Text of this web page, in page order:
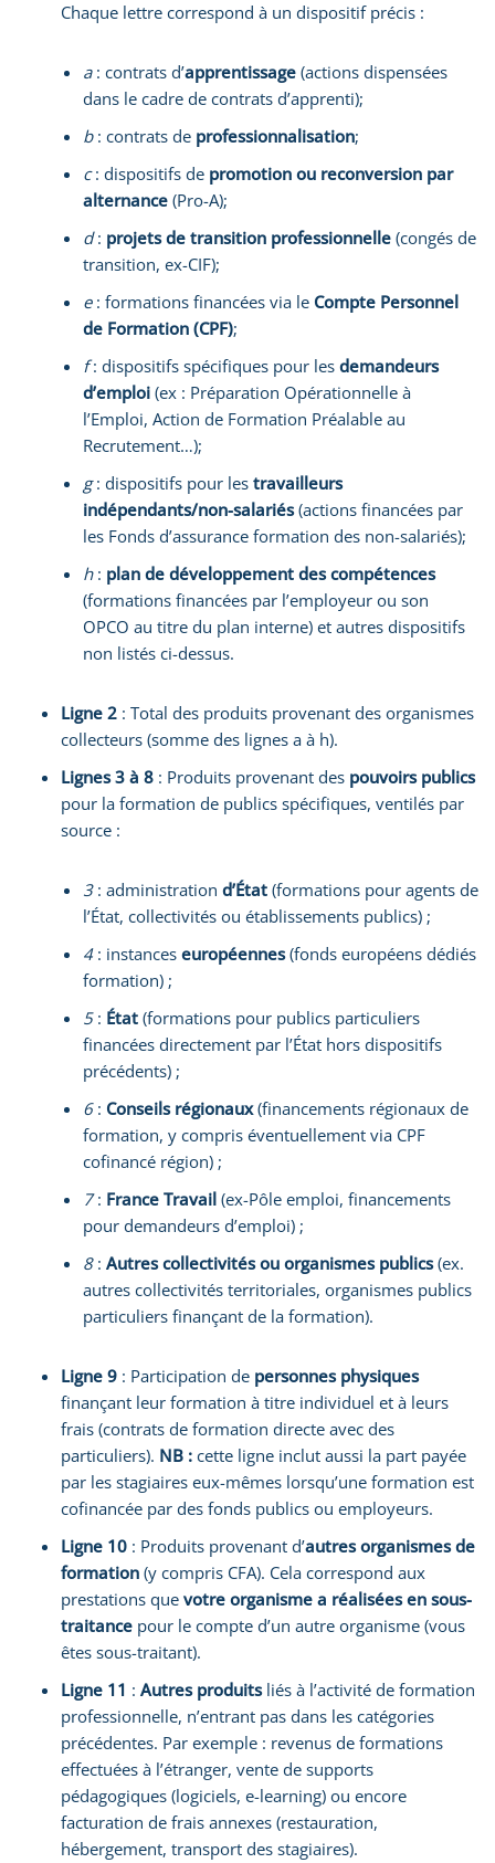
Chaque lettre correspond à un dispositif précis :
a: contrats d’apprentissage (actions dispensées
dans le cadre de contrats d’apprenti);
b: contrats de professionnalisation;
c: dispositifs de promotion ou reconversion par
alternance (Pro-A);
d: projets de transition professionnelle (congés de
transition, ex-CIF);
e: formations financées via le Compte Personnel
de Formation (CPF);
f: dispositifs spécifiques pour les demandeurs
d’emploi (ex : Préparation Opérationnelle à
l’Emploi, Action de Formation Préalable au
Recrutement…);
g: dispositifs pour les travailleurs
indépendants/non-salariés(actions financées par
les Fonds d’assurance formation des non-salariés);
h: plan de développement des compétences
(formations financées par l’employeur ou son
OPCO au titre du plan interne) et autres dispositifs
non listés ci-dessus.
Ligne 2 : Total des produits provenant des organismes
collecteurs (somme des lignes a à h).
Lignes 3 à 8 : Produits provenant des pouvoirs publics
pour la formation de publics spécifiques, ventilés par
source :
3: administration d’État (formations pour agents de
l’État, collectivités ou établissements publics) ;
4: instances européennes(fonds européens dédiés
formation) ;
5: État (formations pour publics particuliers
financées directement par l’État hors dispositifs
précédents) ;
6: Conseils régionaux(financements régionaux de
formation, y compris éventuellement via CPF
cofinancé région) ;
7: France Travail (ex-Pôle emploi, financements
pour demandeurs d’emploi) ;
8: Autres collectivités ou organismes publics(ex.
autres collectivités territoriales, organismes publics
particuliers finançant de la formation).
Ligne 9 : Participation de personnes physiques
finançant leur formation à titre individuel et à leurs
frais (contrats de formation directe avec des
particuliers). NB : cette ligne inclut aussi la part payée
par les stagiaires eux-mêmes lorsqu’une formation est
cofinancée par des fonds publics ou employeurs.
Ligne 10 : Produits provenant d’autres organismes de
formation (y compris CFA). Cela correspond aux
prestations que votre organisme a réalisées en sous-
traitance pour le compte d’un autre organisme (vous
êtes sous-traitant).
Ligne 11 : Autres produitsliés à l’activité de formation
professionnelle, n’entrant pas dans les catégories
précédentes. Par exemple : revenus de formations
effectuées à l’étranger, vente de supports
pédagogiques (logiciels, e-learning) ou encore
facturation de frais annexes (restauration,
hébergement, transport des stagiaires).